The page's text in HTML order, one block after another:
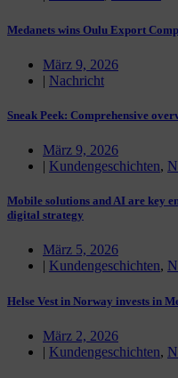
Medanets wins Oulu Export
März 9, 2026
| Nachricht
Sneak Peek: Comprehensive
März 9, 2026
| Kundengeschichten,
Mobile solutions and AI are key
digital strategy
März 5, 2026
| Kundengeschichten,
Helse Vest in Norway invests in
März 2, 2026
| Kundengeschichten,